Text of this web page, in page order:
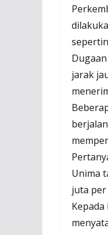
jarak
Unima
juta